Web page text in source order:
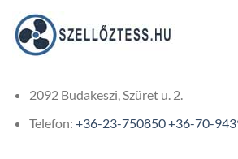
2092 Budakeszi, Szüret u. 2.
Telefon: +36-23-750850+36-70-